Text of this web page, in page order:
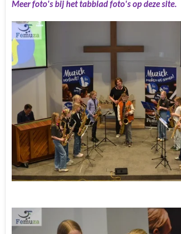
Meer foto's bij het tabblad foto's op deze site.